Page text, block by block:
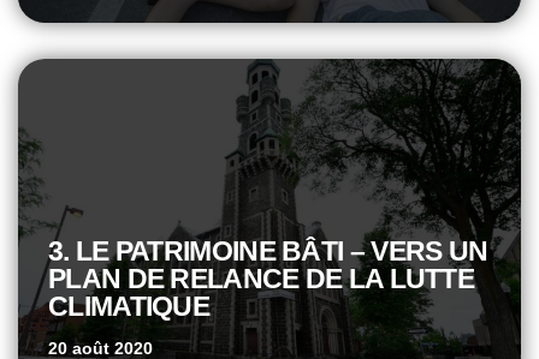
3. LE PATRIMOINE BÂTI – VERS UN
PLAN DE RELANCE DE LA LUTTE
CLIMATIQUE
20 août 2020